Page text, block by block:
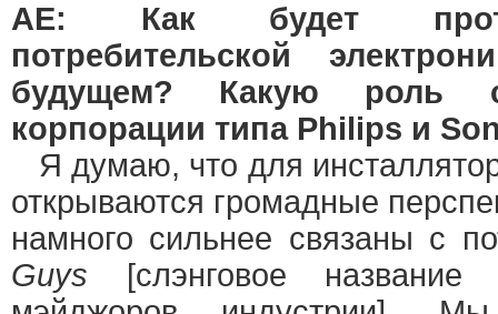
АЕ: Как будет
потребительской
будущем? Какую роль
корпорации типа Philips и
Я думаю, что для
открываются громадные
намного сильнее связаны с
Guys [слэнговое название